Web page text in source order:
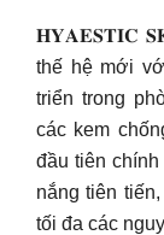
𝐇𝐘𝐀𝐄𝐒𝐓𝐈𝐂
thế hệ mới
triển trong
các kem
đầu tiên
nắng tiên
tối đa các